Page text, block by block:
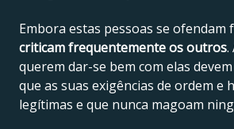
Embora estas pessoas se ofendam
criticam frequentemente os outros.
querem dar-se bem com elas devem
que as suas exigências de ordem e
legítimas e que nunca magoam